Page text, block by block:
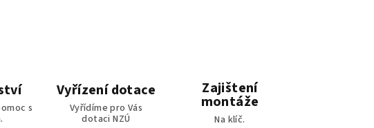
s
Vyřízení dotace
Vyřídíme pro Vás
dotaci NZÚ
Zajištení
montáže
Na klíč.